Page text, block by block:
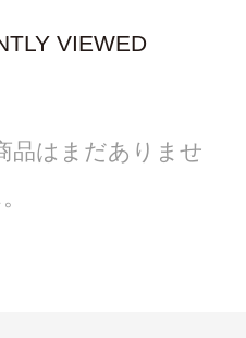
VIEWED
品はまだありませ